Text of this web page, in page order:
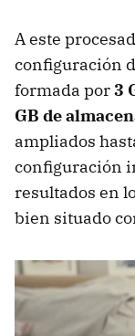
A este
configuración
formada por3
GB de
ampliados
configuración
resultados en
bien situado